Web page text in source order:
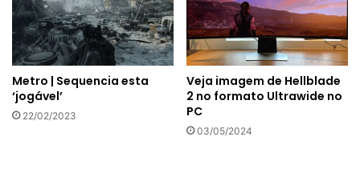
Metro | Sequencia esta
‘jogável’
22/02/2023
Veja imagem de Hellblade
2 no formato Ultrawide no
PC
03/05/2024